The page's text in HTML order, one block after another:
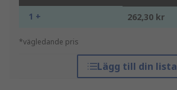
1 + 262,30 kr
*vägledande pris
Lägg till din lista